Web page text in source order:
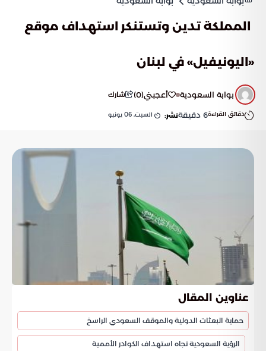
المملكة تدين وتستنكر استهداف موقع
«اليونيفيل» في لبنان
بوابة السعودية أعجبني(
0
) شارك
دقائق القراءة6 دقيقةنشر: السبت, 06 يونيو
عناوين المقال
حماية البعثات الدولية والموقف السعودي الراسخ
الرؤية السعودية تجاه استهداف الكوادر الأممية